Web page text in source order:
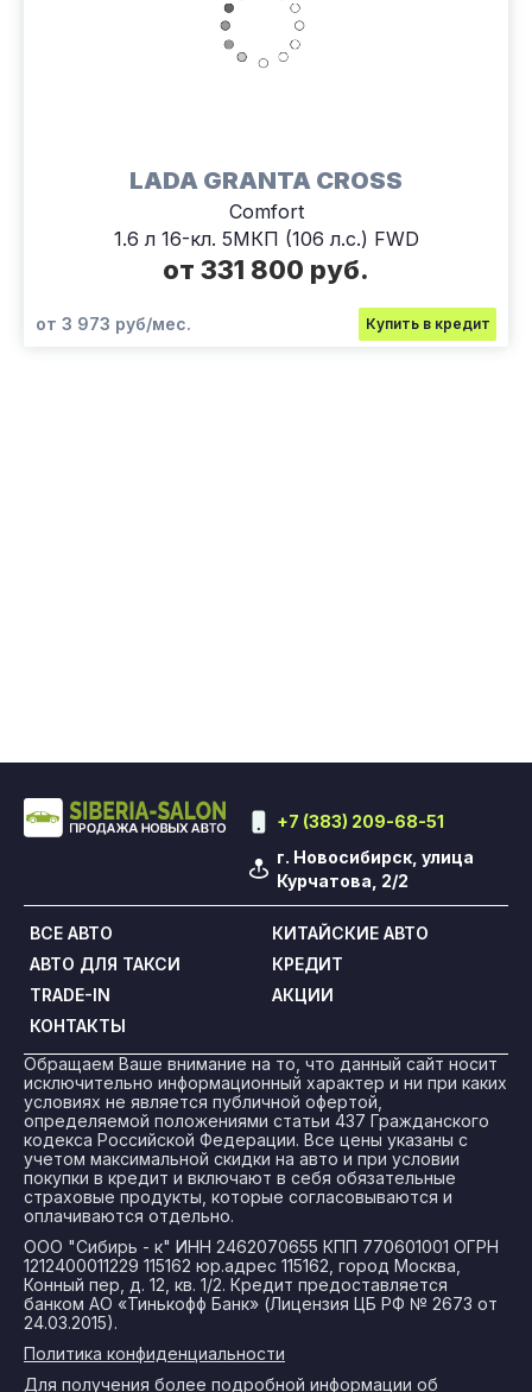
LADA GRANTA CROSS
Comfort
1.6 л 16-кл. 5МКП (106 л.с.) FWD
от 331 800 руб.
от 3 973 руб/мес. Купить в кредит
+7 (383) 209-68-51
г. Новосибирск, улица
Курчатова, 2/2
ВСЕ АВТО
КИТАЙСКИЕ АВТО
АВТО ДЛЯ ТАКСИ
КРЕДИТ
TRADE-IN
АКЦИИ
КОНТАКТЫ
Обращаем Ваше внимание на то, что данный сайт носит
исключительно информационный характер и ни при каких
условиях не является публичной офертой,
определяемой положениями статьи 437 Гражданского
кодекса Российской Федерации. Все цены указаны с
учетом максимальной скидки на авто и при условии
покупки в кредит и включают в себя обязательные
страховые продукты, которые согласовываются и
оплачиваются отдельно.
ООО "Сибирь - к" ИНН 2462070655 КПП 770601001 ОГРН
1212400011229 115162 юр.адрес 115162, город Москва,
Конный пер, д. 12, кв. 1/2. Кредит предоставляется
банком АО «Тинькофф Банк» (Лицензия ЦБ РФ № 2673 от
24.03.2015).
Политика конфиденциальности
Для получения более подробной информации об